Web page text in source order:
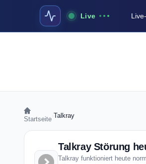
Live
Startseite Talkray
Talkray Störung
Talkray funktioniert heute